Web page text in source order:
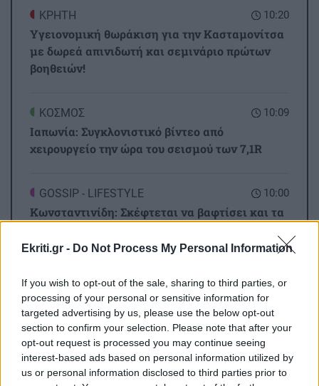
Ekriti.gr - Do Not Process My Personal Information
If you wish to opt-out of the sale, sharing to third parties, or
processing of your personal or sensitive information for
targeted advertising by us, please use the below opt-out
section to confirm your selection. Please note that after your
opt-out request is processed you may continue seeing
interest-based ads based on personal information utilized by
us or personal information disclosed to third parties prior to
10:20
ΚΡΗΤΗ
Υγειονομική θωράκιση για την Κασταμονίτσα
με δωρεά απινιδωτή και σεμινάριο πρώτων
βοηθειών!
10:09
ΚΟΣΜΟΣ
Ιαπωνία: Συγκλονιστικό βίντεο από
χειρουργείο την ώρα του σεισμού των 7,1R
10:00
GOSSIP - LIFESTYLE
Κωνσταντινίδη: Σκέφτεται να βαφτίσει και τα
Μονή Αρκαδίου: Με μεγάλη επιτυχία
ξεκίνησαν οι εκδηλώσεις για τα 160 χρόνια
από την Εθελοθυσία
09:43
ΚΡΗΤΗ